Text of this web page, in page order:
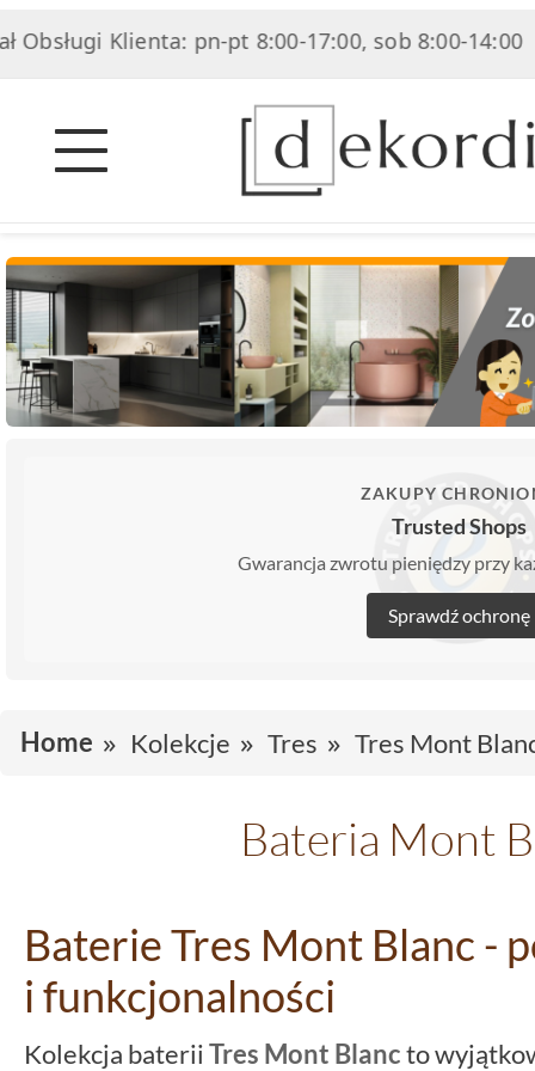
Klienta: pn-pt 8:00-17:00, sob 8:00-14:00 |
ZAKUPY
Trusted Shops
Gwarancja zwrotu pieniędzy przy
Sprawdź ochronę
Home Kolekcje Tres Tres Mont
Bateria Mont
Baterie Tres Mont Blanc -
i funkcjonalności
Kolekcja bateriiTres Mont Blancto